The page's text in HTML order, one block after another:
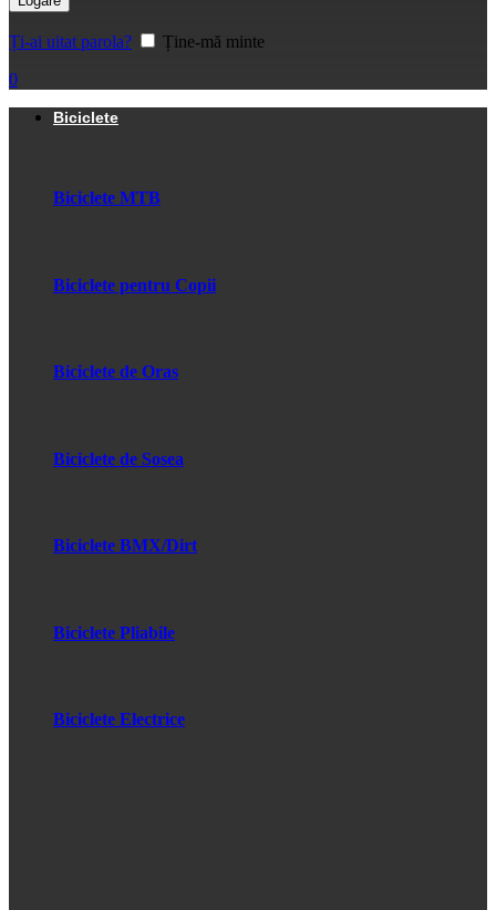
Ți-ai uitat parola?
Ține-mă minte
0
Biciclete
Biciclete MTB
Biciclete pentru Copii
Biciclete de Oras
Biciclete de Sosea
Biciclete BMX/Dirt
Biciclete Pliabile
Biciclete Electrice